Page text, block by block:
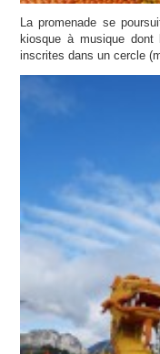
La promenade se
kiosque à musique
inscrites dans un cercle